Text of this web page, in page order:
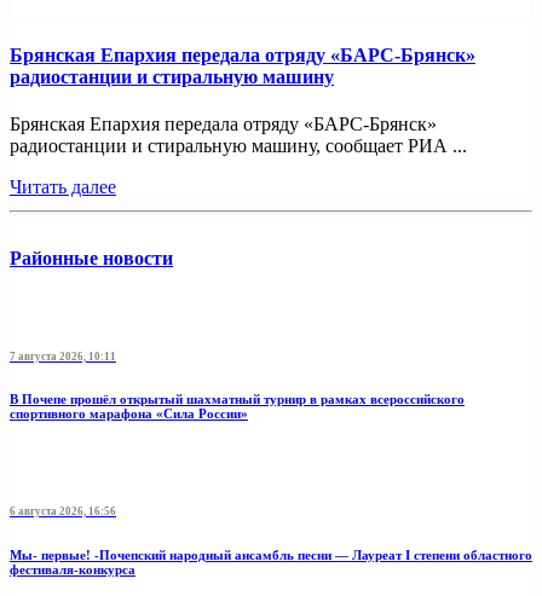
Брянская Епархия передала отряду «БАРС-Брянск»
радиостанции и стиральную машину
Брянская Епархия передала отряду «БАРС-Брянск»
радиостанции и стиральную машину, сообщает РИА ...
Читать далее
Районные новости
7 августа 2026, 10:11
В Почепе прошёл открытый шахматный турнир в рамках всероссийского
спортивного марафона «Сила России»
6 августа 2026, 16:56
Мы- первые! -Почепский народный ансамбль песни — Лауреат I степени областного
фестиваля-конкурса